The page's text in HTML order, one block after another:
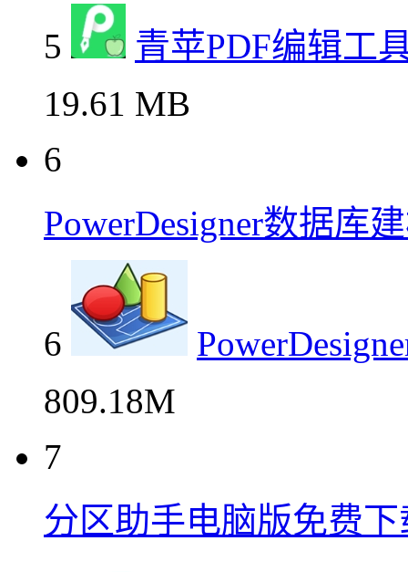
5
青苹PDF编辑工
19.61 MB
6
PowerDesigner数据库
6
809.18M
7
分区助手电脑版免费